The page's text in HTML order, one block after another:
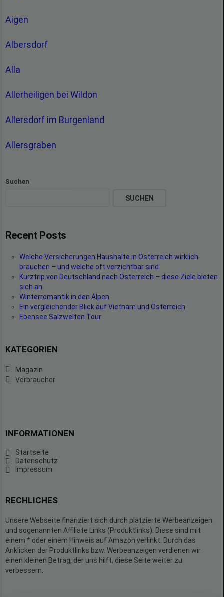
Aigen
Albersdorf
Alla
Allerheiligen bei Wildon
Allersdorf im Burgenland
Allersgraben
Suchen
SUCHEN
Recent Posts
Welche Versicherungen Haushalte in Österreich wirklich
brauchen – und welche oft verzichtbar sind
Kurztrip von Deutschland nach Österreich – diese Ziele bieten
sich an
Winterromantik in den Alpen
Ein vergleichender Blick auf Vietnam und Österreich
Ebensee Salzwelten Tour
KATEGORIEN
Magazin
Verbraucher
INFORMATIONEN
Startseite
Datenschutz
Impressum
RECHLICHES
Unsere Webseite finanziert sich durch platzierte Werbeanzeigen
und sogenannten Affiliate Links (Produktlinks). Diese sind mit
einem * oder einem Hinweis auf Amazon verlinkt. Durch das
Anklicken der Produktlinks bzw. Werbeanzeigen verdienen wir
einen kleinen Betrag, der uns hilft, diese Seite weiter zu
verbessern.